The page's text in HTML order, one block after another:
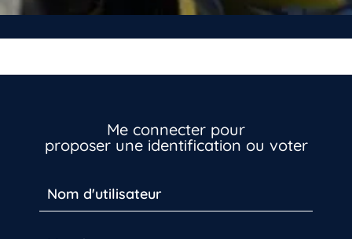
Me connecter pour
proposer une identification ou voter